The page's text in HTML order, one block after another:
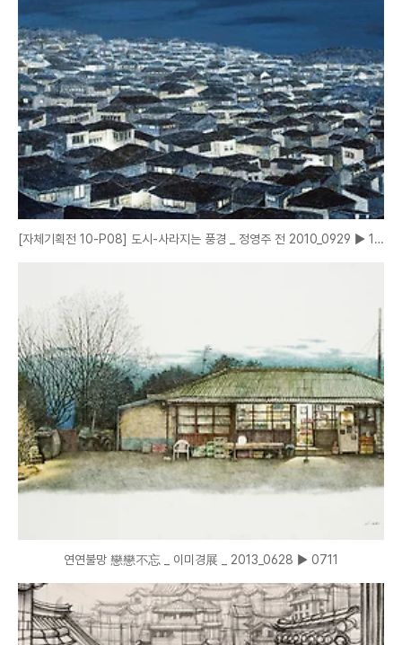
[자체기획전 10-P08] 도시-사라지는 풍경 _ 정영주 전 2010_0929 ▶ 1011
연연불망 戀戀不忘 _ 이미경展 _ 2013_0628 ▶ 0711